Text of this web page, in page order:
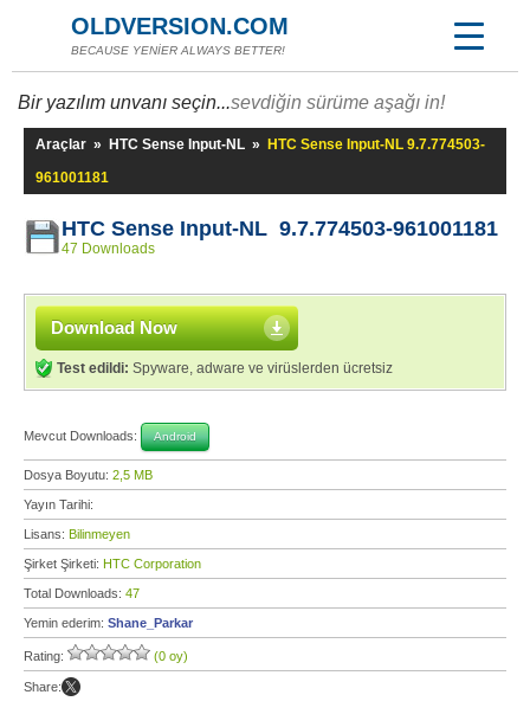
OLDVERSION.COM
BECAUSE YENİER ALWAYS BETTER!
Bir yazılım unvanı seçin...sevdiğin sürüme aşağı in!
Araçlar » HTC Sense Input-NL »
HTC Sense Input-NL 9.7.774503-
961001181
HTC Sense Input-NL 9.7.774503-961001181
47 Downloads
Download Now
Test edildi: Spyware, adware ve virüslerden ücretsiz
Mevcut Downloads: Android
Dosya Boyutu: 2,5 MB
Yayın Tarihi:
Lisans: Bilinmeyen
Şirket Şirketi: HTC Corporation
Total Downloads: 47
Yemin ederim: Shane_Parkar
Rating: (0 oy)
Share: